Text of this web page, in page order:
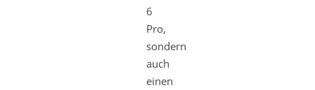
6
Pro,
sondern
auch
einen